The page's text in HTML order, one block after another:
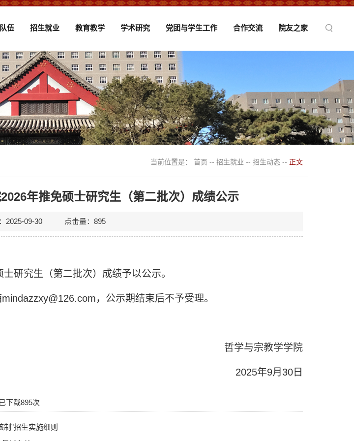
伍 招生就业 教育教学 学术研究 党团与学生工作 合作交流 院友之家
当前位置是： 首页 -- 招生就业 -- 招生动态 -- 正文
年推免硕士研究生（第二批次）成绩公示
：2025-09-30 点击量： 895
研究生（第二批次）成绩予以公示。
，公示期结束后不予受理。
哲学与宗教学学院
2025年9月30日
下载895次
”招生实施细则